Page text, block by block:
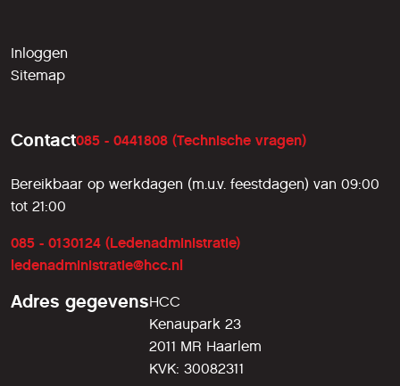
Inloggen
Sitemap
Contact085 - 0441808 (Technische vragen)
Bereikbaar op werkdagen (m.u.v. feestdagen) van 09:00
tot 21:00
085 - 0130124 (Ledenadministratie)
ledenadministratie@hcc.nl
Adres gegevensHCC
Kenaupark 23
2011 MR Haarlem
KVK: 30082311